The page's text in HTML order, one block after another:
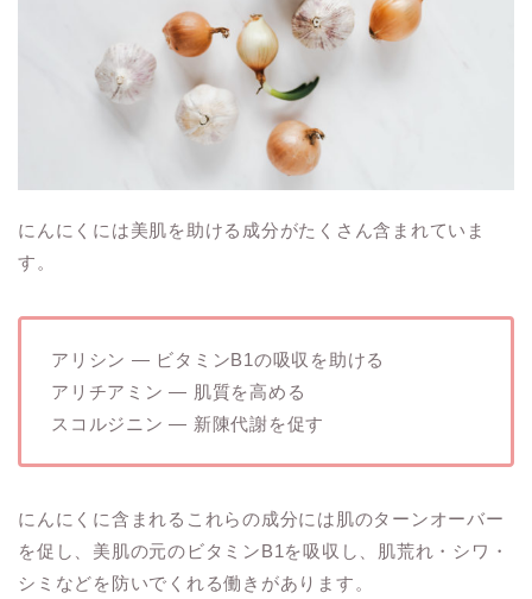
にんにくには美肌を助ける成分がたくさん含まれていま
す。
アリシン ― ビタミンB1の吸収を助ける
アリチアミン ― 肌質を高める
スコルジニン ― 新陳代謝を促す
にんにくに含まれるこれらの成分には肌のターンオーバー
を促し、美肌の元のビタミンB1を吸収し、肌荒れ・シワ・
シミなどを防いでくれる働きがあります。